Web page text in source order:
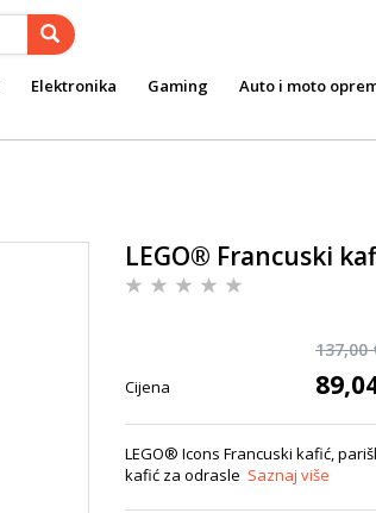
Elektronika Gaming Auto i moto
LEGO® Francuski
137,00
Cijena
LEGO® Icons Francuski kafić,
kafić za odrasle Saznaj više